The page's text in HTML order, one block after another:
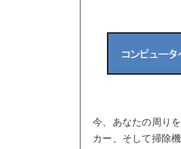
今、あなたの周り
カー、そして掃除